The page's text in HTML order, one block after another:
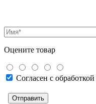
Оцените товар
Согласен с обработкой
Отправить